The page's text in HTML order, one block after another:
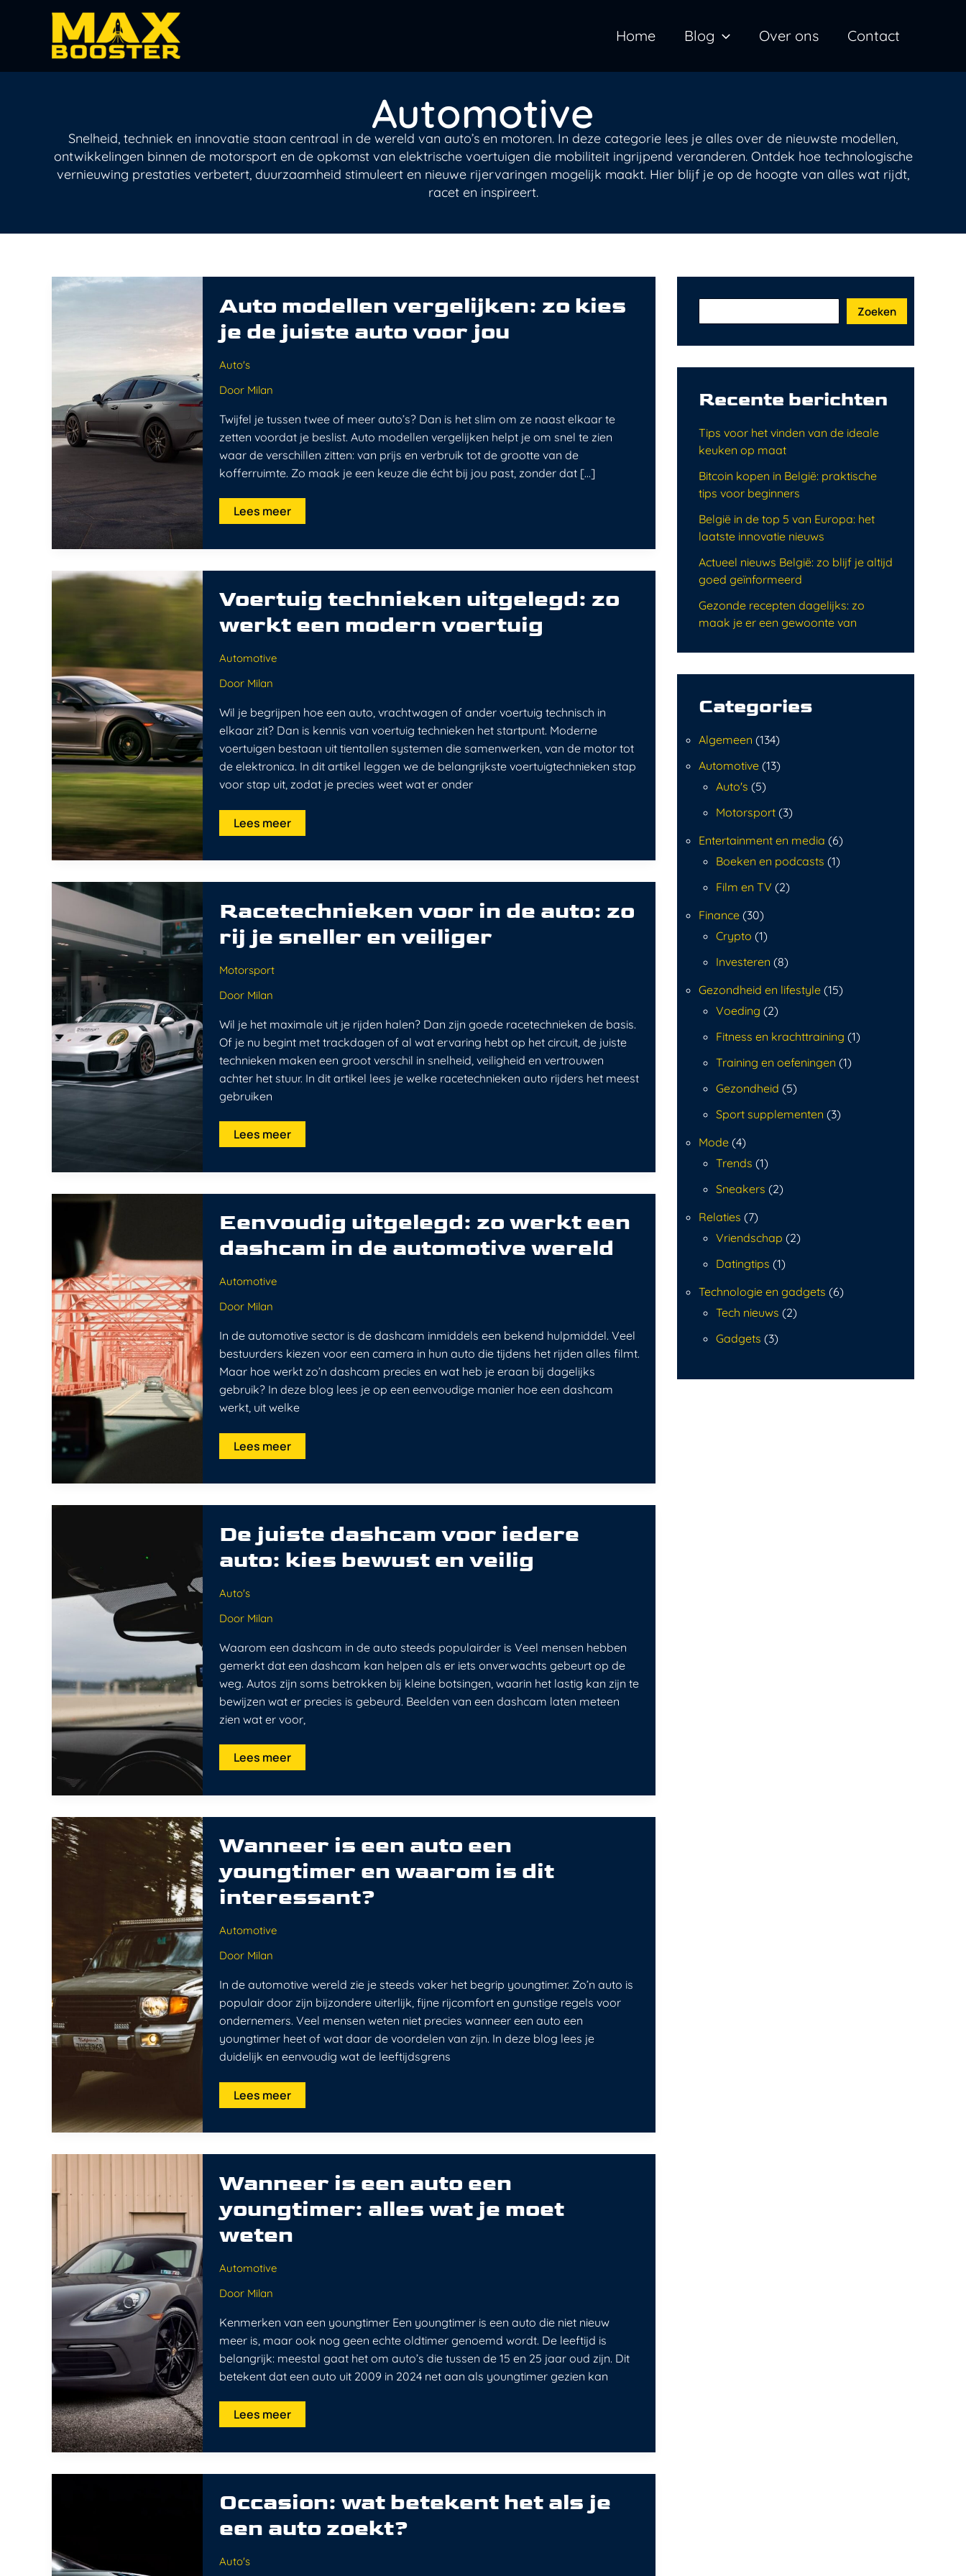
Home Blog Over ons Contact
Automotive
Snelheid, techniek en innovatie staan centraal in de wereld van auto’s en motoren. In deze categorie lees je alles over de nieuwste modellen,
ontwikkelingen binnen de motorsport en de opkomst van elektrische voertuigen die mobiliteit ingrijpend veranderen. Ontdek hoe technologische
vernieuwing prestaties verbetert, duurzaamheid stimuleert en nieuwe rijervaringen mogelijk maakt. Hier blijf je op de hoogte van alles wat rijdt,
racet en inspireert.
Auto modellen vergelijken: zo kies
je de juiste auto voor jou
Auto's
Door Milan
Twijfel je tussen twee of meer auto’s? Dan is het slim om ze naast elkaar te
zetten voordat je beslist. Auto modellen vergelijken helpt je om snel te zien
waar de verschillen zitten: van prijs en verbruik tot de grootte van de
kofferruimte. Zo maak je een keuze die écht bij jou past, zonder dat […]
Auto
vergelijken:
zo
kies
je
juiste
auto
voor
jou
Lees meer
Voertuig technieken uitgelegd: zo
werkt een modern voertuig
Automotive
Door Milan
Wil je begrijpen hoe een auto, vrachtwagen of ander voertuig technisch in
elkaar zit? Dan is kennis van voertuig technieken het startpunt. Moderne
voertuigen bestaan uit tientallen systemen die samenwerken, van de motor tot
de elektronica. In dit artikel leggen we de belangrijkste voertuigtechnieken stap
voor stap uit, zodat je precies weet wat er onder
Voertuig
uitgelegd:
zo
werkt
een
voertuig
Lees meer
Racetechnieken voor in de auto: zo
rij je sneller en veiliger
Motorsport
Door Milan
Wil je het maximale uit je rijden halen? Dan zijn goede racetechnieken de basis.
Of je nu begint met trackdagen of al wat ervaring hebt op het circuit, de juiste
technieken maken een groot verschil in snelheid, veiligheid en vertrouwen
achter het stuur. In dit artikel lees je welke racetechnieken auto rijders het meest
gebruiken
Racetechnieken
in
de
auto:
zo
je
sneller
en
veiliger
Lees meer
Eenvoudig uitgelegd: zo werkt een
dashcam in de automotive wereld
Automotive
Door Milan
In de automotive sector is de dashcam inmiddels een bekend hulpmiddel. Veel
bestuurders kiezen voor een camera in hun auto die tijdens het rijden alles filmt.
Maar hoe werkt zo’n dashcam precies en wat heb je eraan bij dagelijks
gebruik? In deze blog lees je op een eenvoudige manier hoe een dashcam
werkt, uit welke
Eenvoudig
zo
werkt
een
dashcam
de
automotive
wereld
Lees meer
De juiste dashcam voor iedere
auto: kies bewust en veilig
Auto's
Door Milan
Waarom een dashcam in de auto steeds populairder is Veel mensen hebben
gemerkt dat een dashcam kan helpen als er iets onverwachts gebeurt op de
weg. Autos zijn soms betrokken bij kleine botsingen, waarin het lastig kan zijn te
bewijzen wat er precies is gebeurd. Beelden van een dashcam laten meteen
zien wat er voor,
De
dashcam
voor
iedere
auto:
bewust
en
veilig
Lees meer
Wanneer is een auto een
youngtimer en waarom is dit
interessant?
Automotive
Door Milan
In de automotive wereld zie je steeds vaker het begrip youngtimer. Zo’n auto is
populair door zijn bijzondere uiterlijk, fijne rijcomfort en gunstige regels voor
ondernemers. Veel mensen weten niet precies wanneer een auto een
youngtimer heet of wat daar de voordelen van zijn. In deze blog lees je
duidelijk en eenvoudig wat de leeftijdsgrens
Wanneer
een
auto
een
youngtimer
en
waarom
dit
interessant?
Lees meer
Wanneer is een auto een
youngtimer: alles wat je moet
weten
Automotive
Door Milan
Kenmerken van een youngtimer Een youngtimer is een auto die niet nieuw
meer is, maar ook nog geen echte oldtimer genoemd wordt. De leeftijd is
belangrijk: meestal gaat het om auto’s die tussen de 15 en 25 jaar oud zijn. Dit
betekent dat een auto uit 2009 in 2024 net aan als youngtimer gezien kan
Wanneer
een
auto
een
youngtimer:
alles
wat
moet
weten
Lees meer
Occasion: wat betekent het als je
een auto zoekt?
Auto's
Occasion:
betekent
het
als
je
auto
zoekt?
o
Zoeken
Recente berichten
Tips voor het vinden van de ideale
keuken op maat
Bitcoin kopen in België: praktische
tips voor beginners
België in de top 5 van Europa: het
laatste innovatie nieuws
Actueel nieuws België: zo blijf je altijd
goed geïnformeerd
Gezonde recepten dagelijks: zo
maak je er een gewoonte van
Categories
Algemeen (134)
Automotive (13)
Auto's (5)
Motorsport (3)
Entertainment en media (6)
Boeken en podcasts (1)
Film en TV (2)
Finance (30)
Crypto (1)
Investeren (8)
Gezondheid en lifestyle (15)
Voeding (2)
Fitness en krachttraining (1)
Training en oefeningen (1)
Gezondheid (5)
Sport supplementen (3)
Mode (4)
Trends (1)
Sneakers (2)
Relaties (7)
Vriendschap (2)
Datingtips (1)
Technologie en gadgets (6)
Tech nieuws (2)
Gadgets (3)